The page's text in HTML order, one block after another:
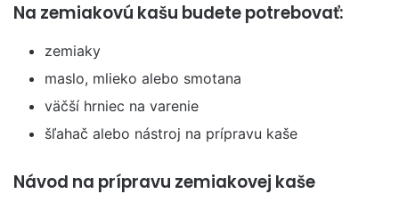
Na zemiakovú kašu budete potrebovať:
zemiaky
maslo, mlieko alebo smotana
väčší hrniec na varenie
šľahač alebo nástroj na prípravu kaše
Návod na prípravu zemiakovej kaše